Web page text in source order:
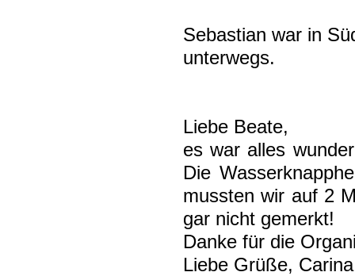
Sebastian war in
unterwegs.
Liebe Beate,
es war alles
Die
mussten wir auf 2
gar nicht gemerkt!
Danke für die
Liebe Grüße, Carina